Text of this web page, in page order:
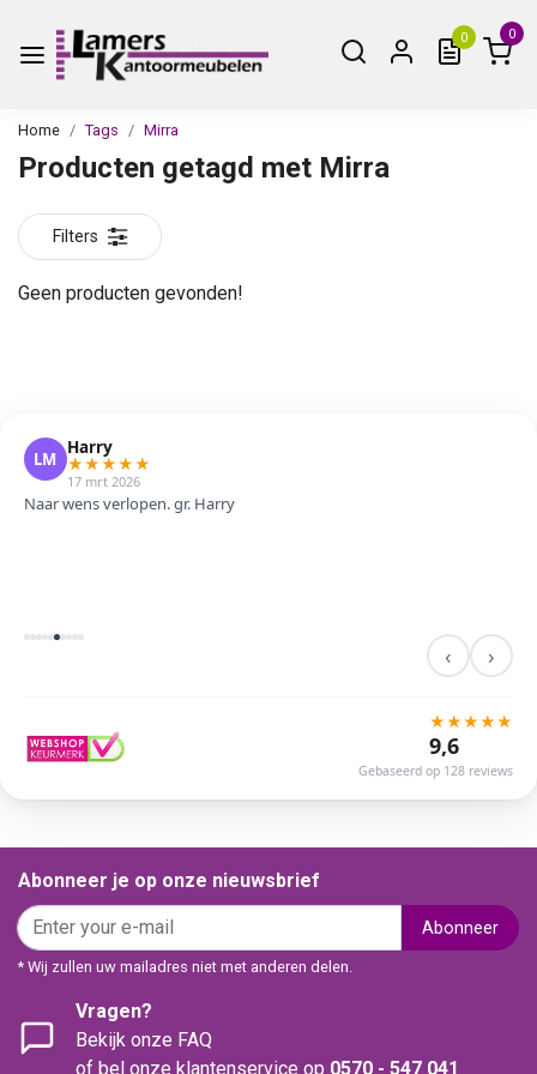
0 0
Home Tags Mirra
Producten getagd met Mirra
Filters
Geen producten gevonden!
LM
Harry
★★★★★
17 mrt 2026
Naar wens verlopen. gr. Harry
‹ ›
★★★★★
9,6
Gebaseerd op 128 reviews
Abonneer je op onze nieuwsbrief
Abonneer
* Wij zullen uw mailadres niet met anderen delen.
Vragen?
Bekijk onze FAQ
of bel onze klantenservice op 0570 - 547 041